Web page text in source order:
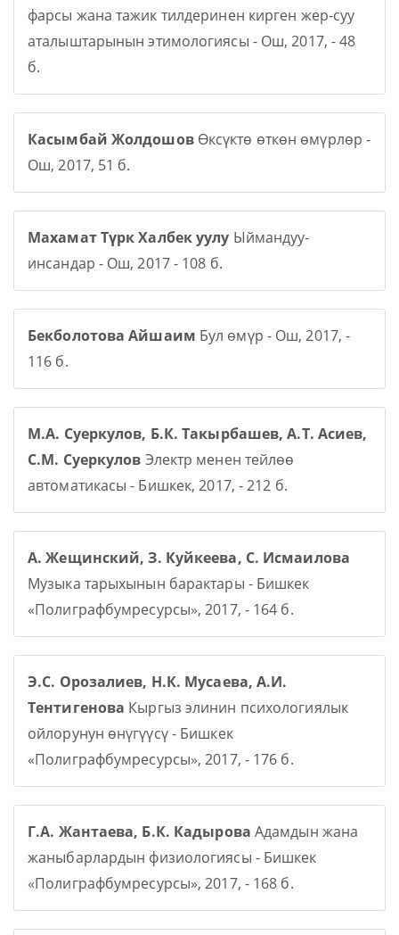
фарсы жана тажик тилдеринен кирген жер-суу
аталыштарынын этимологиясы - Ош, 2017, - 48
б.
Касымбай Жолдошов Өксүктө өткөн өмүрлөр -
Ош, 2017, 51 б.
Махамат Түрк Халбек уулу Ыймандуу-
инсандар - Ош, 2017 - 108 б.
Бекболотова Айшаим Бул өмүр - Ош, 2017, -
116 б.
М.А. Суеркулов, Б.К. Такырбашев, А.Т. Асиев,
С.М. Суеркулов Электр менен тейлөө
автоматикасы - Бишкек, 2017, - 212 б.
А. Жещинский, З. Куйкеева, С. Исмаилова
Музыка тарыхынын барактары - Бишкек
«Полиграфбумресурсы», 2017, - 164 б.
Э.С. Орозалиев, Н.К. Мусаева, А.И.
Тентигенова Кыргыз элинин психологиялык
ойлорунун өнүгүүсү - Бишкек
«Полиграфбумресурсы», 2017, - 176 б.
Г.А. Жантаева, Б.К. Кадырова Адамдын жана
жаныбарлардын физиологиясы - Бишкек
«Полиграфбумресурсы», 2017, - 168 б.